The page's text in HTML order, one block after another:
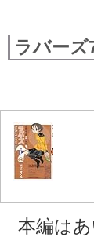
ラバー
本編はあ